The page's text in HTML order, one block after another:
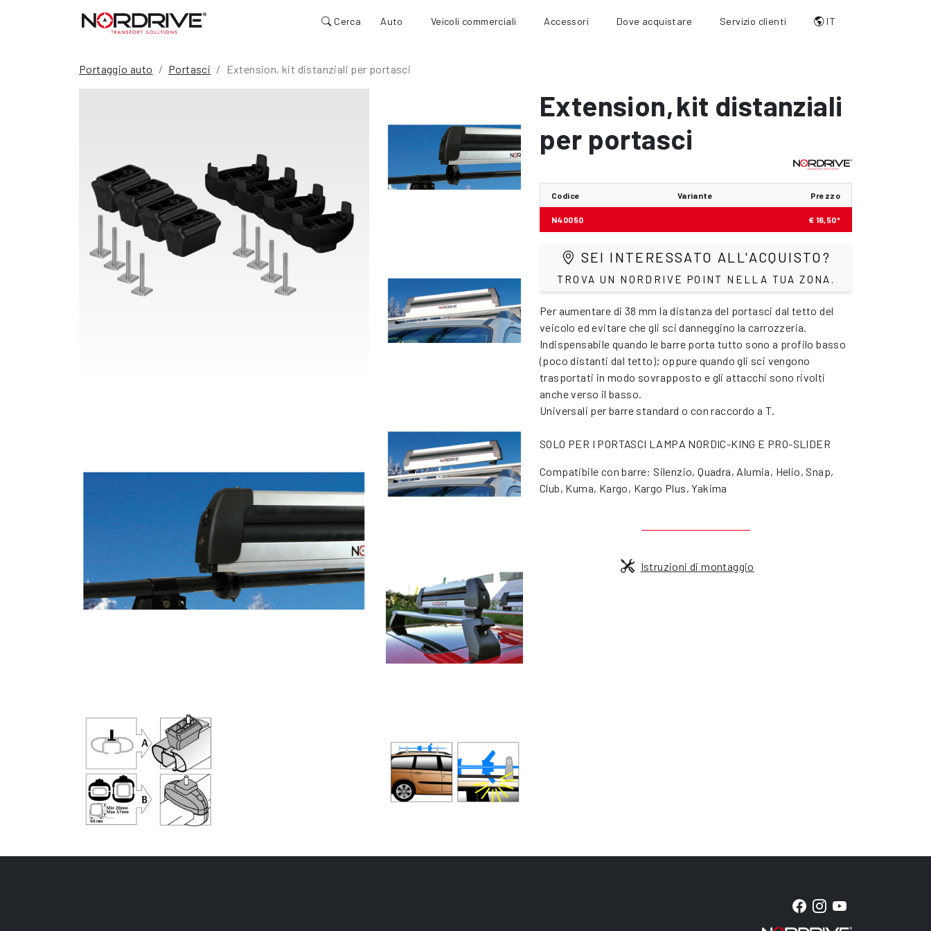
Cerca Auto Veicoli commerciali Accessori Dove acquistare Servizio clienti IT
Portaggio auto Portasci Extension, kit distanziali per portasci
Extension,kit distanziali
per portasci
Codice Variante Prezzo
N40050 € 16,50*
SEI INTERESSATO ALL'ACQUISTO?
TROVA UN NORDRIVE POINT NELLA TUA ZONA.
Per aumentare di 38 mm la distanza del portasci dal tetto del
veicolo ed evitare che gli sci danneggino la carrozzeria.
Indispensabile quando le barre porta tutto sono a profilo basso
(poco distanti dal tetto); oppure quando gli sci vengono
trasportati in modo sovrapposto e gli attacchi sono rivolti
anche verso il basso.
Universali per barre standard o con raccordo a T.
SOLO PER I PORTASCI LAMPA NORDIC-KING E PRO-SLIDER
Compatibile con barre: Silenzio, Quadra, Alumia, Helio, Snap,
Club, Kuma, Kargo, Kargo Plus, Yakima
Istruzioni di montaggio